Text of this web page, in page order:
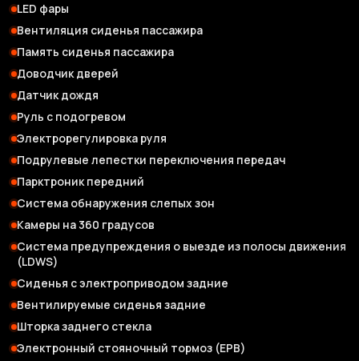
LED фары
Вентиляция сиденья пассажира
Память сиденья пассажира
Доводчик дверей
Датчик дождя
Руль с подогревом
Электрорегулировка руля
Подрулевые лепестки переключения передач
Парктроник передний
Система обнаружения слепых зон
Камеры на 360 градусов
Система предупреждения о выезде из полосы движения
(LDWS)
Сиденья с электроприводом задние
Вентилируемые сиденья задние
Шторка заднего стекла
Электронный стояночный тормоз (EPB)